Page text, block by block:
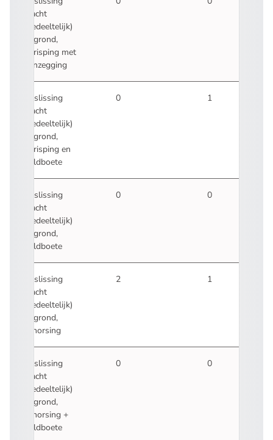
klacht
(gedeeltelijk)
gegrond,
berisping met
aanzegging
Beslissing
klacht
(gedeeltelijk)
gegrond,
berisping en
geldboete
0 1
Beslissing
klacht
(gedeeltelijk)
gegrond,
geldboete
0 0
Beslissing
klacht
(gedeeltelijk)
gegrond,
schorsing
2 1
Beslissing
klacht
(gedeeltelijk)
gegrond,
schorsing +
geldboete
0 0